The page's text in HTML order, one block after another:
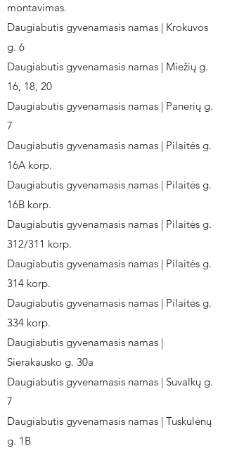
montavimas.
Daugiabutis gyvenamasis namas | Krokuvos
g. 6
Daugiabutis gyvenamasis namas | Miežių g.
16, 18, 20
Daugiabutis gyvenamasis namas | Panerių g.
7
Daugiabutis gyvenamasis namas | Pilaitės g.
16A korp.
Daugiabutis gyvenamasis namas | Pilaitės g.
16B korp.
Daugiabutis gyvenamasis namas | Pilaitės g.
312/311 korp.
Daugiabutis gyvenamasis namas | Pilaitės g.
314 korp.
Daugiabutis gyvenamasis namas | Pilaitės g.
334 korp.
Daugiabutis gyvenamasis namas |
Sierakausko g. 30a
Daugiabutis gyvenamasis namas | Suvalkų g.
7
Daugiabutis gyvenamasis namas | Tuskulėnų
g. 1B